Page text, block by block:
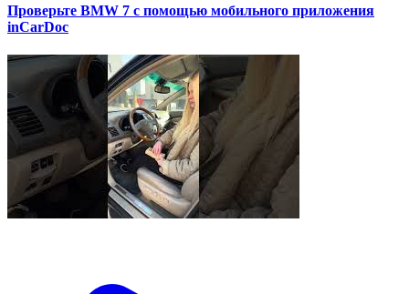
Проверьте BMW 7 с помощью мобильного приложения
inCarDoc